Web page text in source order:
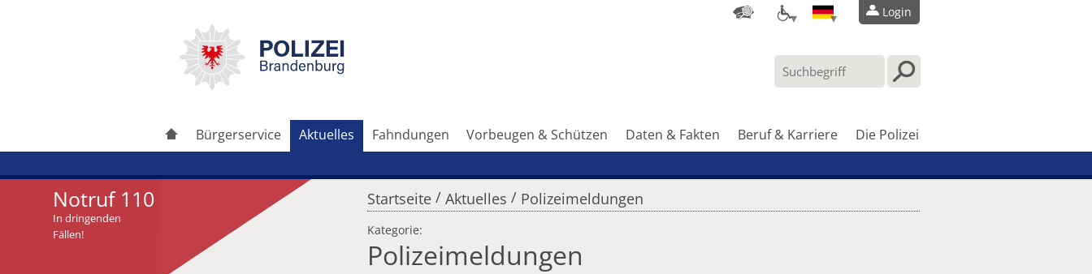
Login
Bürgerservice Aktuelles Fahndungen Vorbeugen & Schützen Daten & Fakten Beruf & Karriere Die Polizei
Notruf 110
In dringenden
Fällen!
Startseite / Aktuelles / Polizeimeldungen
Kategorie:
Polizeimeldungen